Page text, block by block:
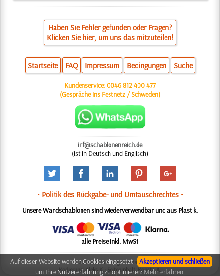
Haben Sie Fehler gefunden oder Fragen?
Klicken Sie hier, um uns das mitzuteilen!
Startseite FAQ Impressum Bedingungen Suche
Kundenservice:0046 812 400 477
(Gespräche ins Festnetz / Schweden)
inf@schablonenreich.de
(ist in Deutsch und Englisch)
• Politik des Rückgabe- und Umtauschrechtes •
Unsere Wandschablonen sind wiederverwendbar und aus Plastik.
alle Preise inkl. MwSt
© 2006-2025 Design: Natali M.
Kodierung: Aleks K.; Seiteninhalt: Konsta A.
Akzeptieren und schließen
Auf dieser Website werden Cookies eingesetzt,
um Ihre Nutzererfahrung zu optimieren: Mehr erfahren.